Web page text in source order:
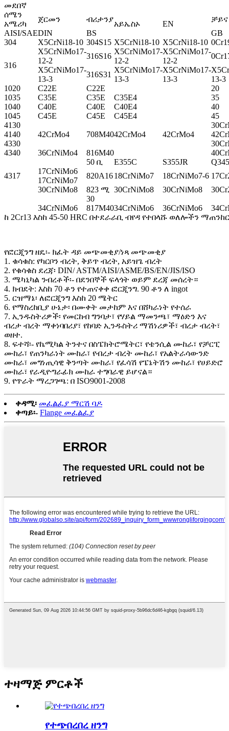
መደበኛ
ሰሜን
አሜሪካ
ጀርመን ብሪታንያ
አይኤስኦ EN
ቻይና
AISI/SAEDIN BS
GB
304
X5CrNi18-10 304S15 X5CrNi18-10 X5CrNi18-10
316
X5CrNiMo17-
12-2
316S16
X5CrNiMo17-
12-2
X5CrNiMo17-
12-2
X5CrNiMo17-
13-3
316S31
X5CrNiMo17-
13-3
X5CrNiMo17-
13-3
13-3
1020
C22E C22E
20
1035
C35E C35E C35E4
35
1040
C40E C40E C40E4
40
1045
C45E C45E C45E4
45
4130
4140
42CrMo4 708M4042CrMo4 42CrMo4
4330
4340
36CrNiMo4 816M40
50 ቢ
E355C S355JR
Q345
4317
17CrNiMo6
820A1618CrNiMo7 18CrNiMo7-6
17CrNiMo7
30CrNiMo8
823 ሚ 30CrNiMo8 30CrNiMo8
30
34CrNiMo6
817M4034CrNiMo6 36CrNiMo6
ከ 2Cr13 እስከ 45-50 HRC በተደራራቢ ብየዳ የተበላሹ ወለሎችን
የፎርጂንግ ዘዴ፡- ክፈት ዳይ መጭመቂያ/ነጻ መጭመቂያ
1. ቁሳቁስ: የካርቦን ብረት, ቅይጥ ብረት, አይዝጌ ብረት
2. የቁሳቁስ ደረጃ፡ DIN/ ASTM/AISI/ASME/BS/EN/JIS/ISO
3. ሜካኒካል ንብረቶች፡- በደንበኞች ፍላጎት ወይም ደረጃ መሰረት።
4. ክብደት: እስከ 70 ቶን የተጠናቀቀ ፎርጂንግ. 90 ቶን ለ ingot
5. ርዝማኔ፡ ለፎርጂንግ እስከ 20 ሜትር
6. የማስረከቢያ ሁኔታ፡ በሙቀት መታከም እና በሸካራነት የተሰራ
7. ኢንዱስትሪዎች፡ የመርከብ ግንባታ፣ የሃይል ማመንጫ፣ ማዕድን እና
ብረታ ብረት ማቀነባበሪያ፣ የከባድ ኢንዱስትሪ ማሽነሪዎች፣ ብረታ ብረት፣
ወዘተ.
8. ፍተሻ፡- የኬሚካል ትንተና በስፔክትሮሜትር፣ የቴንሲል ሙከራ፣ የቻርፒ
ሙከራ፣ የጠንካራነት ሙከራ፣ የብረታ ብረት ሙከራ፣ የአልትራሳውንድ
ሙከራ፣ መግነጢሳዊ ቅንጣት ሙከራ፣ የፈሳሽ የፔኔትሽን ሙከራ፣ የሀይድሮ
ሙከራ፣ የራዲዮግራፊክ ሙከራ ተግባራዊ ይሆናል።
9. የጥራት ማረጋገጫ: በ ISO9001-2008
ቀዳሚ፡ መፈልፈያ ማርሽ ባዶ
ቀጣይ፡- Flange መፈልፈያ
ተዛማጅ ምርቶች
የተጭበረበረ ዘንግ